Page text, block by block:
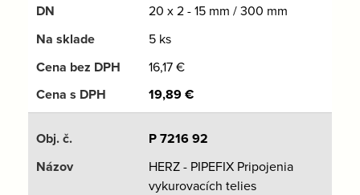
20 x 2 - 15 mm / 300 mm
5 ks
16,17€
19,89€
P 7216 92
HERZ - PIPEFIX Pripojenia
vykurovacích telies